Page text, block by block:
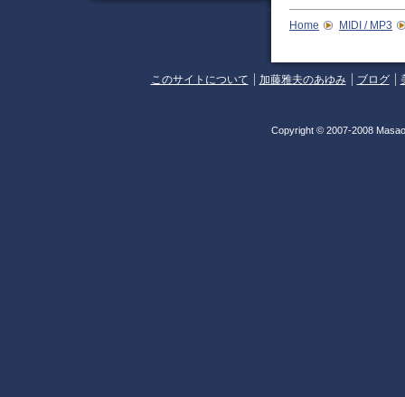
Home MIDI / MP3
このサイトについて 加藤雅夫のあゆみ ブログ
Copyright © 2007-2008